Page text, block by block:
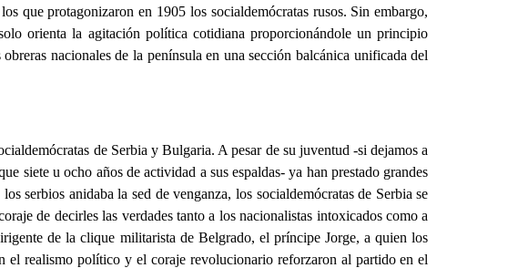
que protagonizaron en 1905 los socialdemócratas rusos. Sin embargo,
orienta la agitación política cotidiana proporcionándole un principio
nacionales de la península en una sección balcánica unificada del
de Serbia y Bulgaria. A pesar de su juventud -si dejamos a
siete u ocho años de actividad a sus espaldas- ya han prestado grandes
serbios anidaba la sed de venganza, los socialdemócratas de Serbia se
de decirles las verdades tanto a los nacionalistas intoxicados como a
de la clique militarista de Belgrado, el príncipe Jorge, a quien los
el realismo político y el coraje revolucionario reforzaron al partido en el